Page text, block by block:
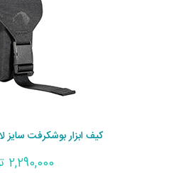
کیف ابزار بوشکرفت سایز
2,290,000 تومان